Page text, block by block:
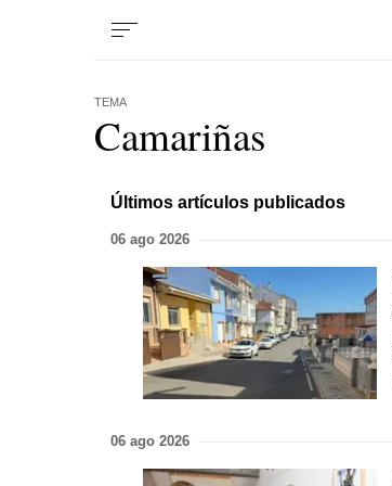
TEMA
Camariñas
Últimos artículos publicados
06 ago 2026
06 ago 2026